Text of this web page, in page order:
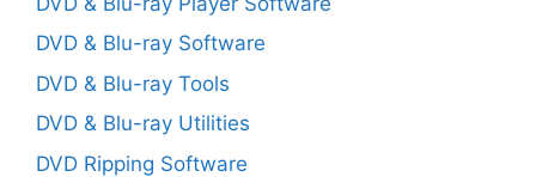
DVD & Blu-ray Software
DVD & Blu-ray Tools
DVD & Blu-ray Utilities
DVD Ripping Software